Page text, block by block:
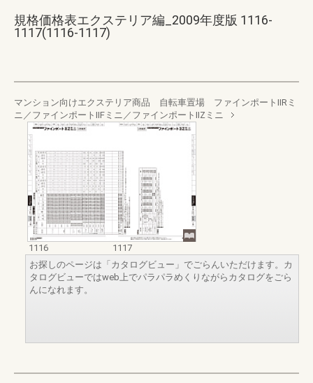
規格価格表エクステリア編_2009年度版 1116-
1117(1116-1117)
マンション向けエクステリア商品 自転車置場 ファインポートⅡRミ
ニ／ファインポートⅡFミニ／ファインポートⅡZミニ
1116
1117
お探しのページは「カタログビュー」でごらんいただけます。カ
タログビューではweb上でパラパラめくりながらカタログをごら
んになれます。